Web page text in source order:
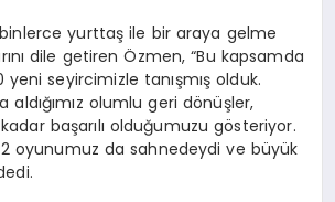
yurttaş ile bir araya gelme
dile getiren Özmen, “Bu kapsamda
seyircimizle tanışmış olduk.
aldığımız olumlu geri dönüşler,
başarılı olduğumuzu gösteriyor.
oyunumuz da sahnedeydi ve büyük